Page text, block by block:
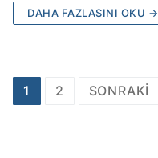
DAHA FAZLASINI OKU →
Yazı
1 2 SONRAKI